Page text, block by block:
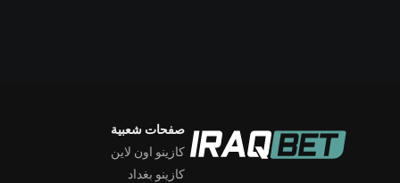
صفحات شعبية
كازينو اون لاين
كازينو بغداد